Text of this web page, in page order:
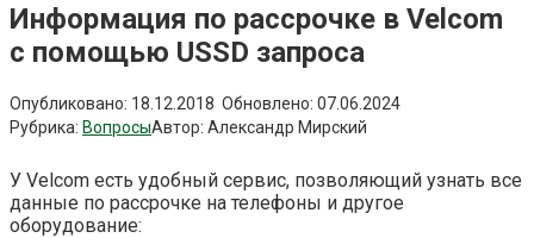
Информация по рассрочке в Velcom
с помощью USSD запроса
Опубликовано: 18.12.2018 Обновлено: 07.06.2024
Рубрика: ВопросыАвтор: Александр Мирский
У Velcom есть удобный сервис, позволяющий узнать все
данные по рассрочке на телефоны и другое
оборудование: